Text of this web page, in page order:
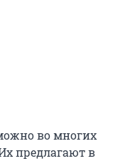
во многих
предлагают в